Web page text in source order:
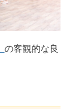
の客観的な良